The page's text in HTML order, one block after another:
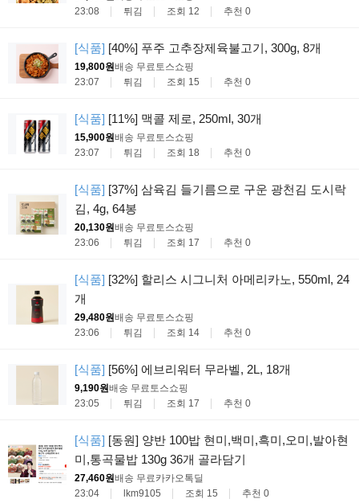
23:08
튀김 조회 12 추천 0
[식품] [40%] 푸주 고추장제육불고기, 300g, 8개
19,800원배송 무료토스쇼핑
23:07
튀김 조회 15 추천 0
[식품] [11%] 맥콜 제로, 250ml, 30개
15,900원배송 무료토스쇼핑
23:07
튀김 조회 18 추천 0
[식품] [37%] 삼육김 들기름으로 구운 광천김 도시락
김, 4g, 64봉
20,130원배송 무료토스쇼핑
23:06
튀김 조회 17 추천 0
[식품] [32%] 할리스 시그니처 아메리카노, 550ml, 24
개
29,480원배송 무료토스쇼핑
23:06
튀김 조회 14 추천 0
[식품] [56%] 에브리워터 무라벨, 2L, 18개
9,190원배송 무료토스쇼핑
23:05
튀김 조회 17 추천 0
[식품] [동원] 양반 100밥 현미,백미,흑미,오미,발아현
미,통곡물밥 130g 36개 골라담기
27,460원배송 무료카카오톡딜
23:04
lkm9105 조회 15 추천 0